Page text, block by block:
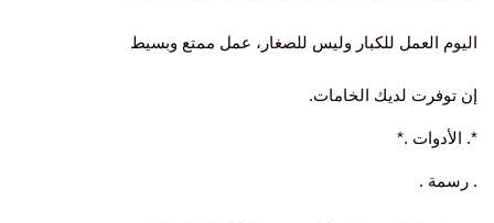
اليوم العمل للكبار وليس للصغار، عمل ممتع وبسيط
إن توفرت لديك الخامات.
*. الأدوات .*
. رسمة .